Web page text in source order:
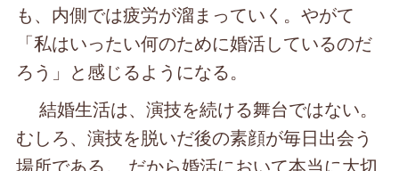
も、内側では疲労が溜まっていく。やがて
「私はいったい何のために婚活しているのだ
ろう」と感じるようになる。
結婚生活は、演技を続ける舞台ではない。
むしろ、演技を脱いだ後の素顔が毎日出会う
場所である。 だから婚活において本当に大切